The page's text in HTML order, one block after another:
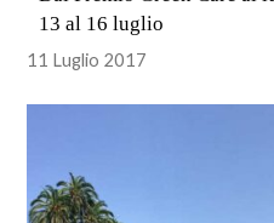
13 al 16 luglio
11 Luglio 2017